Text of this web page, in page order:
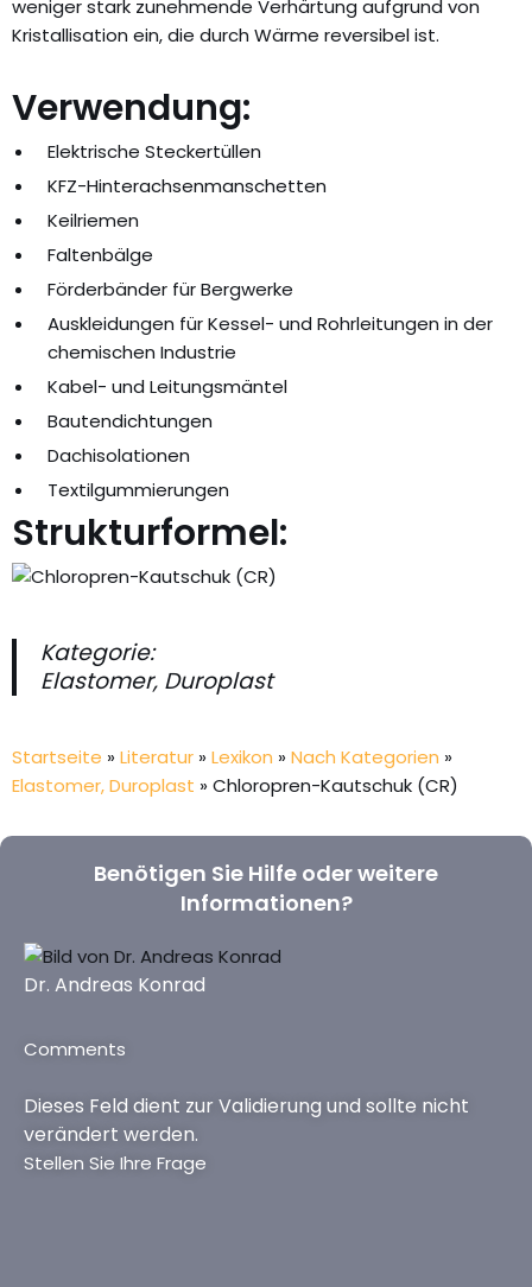
weniger stark zunehmende Verhärtung aufgrund von
Kristallisation ein, die durch Wärme reversibel ist.
Verwendung:
Elektrische Steckertüllen
KFZ-Hinterachsenmanschetten
Keilriemen
Faltenbälge
Förderbänder für Bergwerke
Auskleidungen für Kessel- und Rohrleitungen in der
chemischen Industrie
Kabel- und Leitungsmäntel
Bautendichtungen
Dachisolationen
Textilgummierungen
Strukturformel:
Kategorie:
Elastomer, Duroplast
Startseite » Literatur » Lexikon » Nach Kategorien »
Elastomer, Duroplast » Chloropren-Kautschuk (CR)
Benötigen Sie Hilfe oder weitere
Informationen?
Dr. Andreas Konrad
Comments
Dieses Feld dient zur Validierung und sollte nicht
verändert werden.
Stellen Sie Ihre Frage